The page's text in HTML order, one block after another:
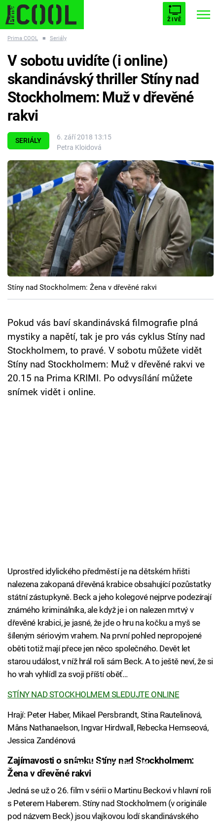
ŽIVĚ
ESCAPE PLNEJ KOTEL AVENGERS 5
Témata
Filmy
Seriály
Hry
Cool Esport
Pořady
TV Program
Přihlášení
Sledujte nás
Prima COOL ■ Seriály
SERIÁLY
6. září 2018 13:15
Petra Kloidová
V sobotu uvidíte (i online)
skandinávský thriller Stíny nad
Stockholmem: Muž v dřevěné
rakvi
Stíny nad Stockholmem: Žena v dřevěné rakvi
Pokud vás baví skandinávská filmografie plná
mystiky a napětí, tak je pro vás cyklus Stíny nad
Stockholmem, to pravé. V sobotu můžete vidět
Stíny nad Stockholmem: Muž v dřevěné rakvi ve
20.15 na Prima KRIMI. Po odvysílání můžete
snímek vidět i online.
Uprostřed idylického předměstí je na dětském hřišti
nalezena zakopaná dřevěná krabice obsahující pozůstatky
státní zástupkyně. Beck a jeho kolegové nejprve podezírají
známého kriminálníka, ale když je i on nalezen mrtvý v
dřevěné krabici, je jasné, že jde o hru na kočku a myš se
šíleným sériovým vrahem. Na první pohled nepropojené
oběti totiž mají přece jen něco společného. Devět let
starou událost, v níž hrál roli sám Beck. A to ještě neví, že si
ho vrah vyhlídl za svoji příští oběť…
STÍNY NAD STOCKHOLMEM SLEDUJTE ONLINE
Hrají: Peter Haber, Mikael Persbrandt, Stina Rautelinová,
Måns Nathanaelson, Ingvar Hirdwall, Rebecka Hemseová,
Jessica Zandénová
Failed to fetch
Zajímavosti o snímku Stíny nad Stockholmem:
Žena v dřevěné rakvi
Jedná se už o 26. film v sérii o Martinu Beckovi v hlavní roli
s Peterem Haberem. Stíny nad Stockholmem (v originále
pod názvem Beck) jsou vlajkovou lodí skandinávského